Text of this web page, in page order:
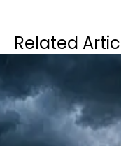
Related